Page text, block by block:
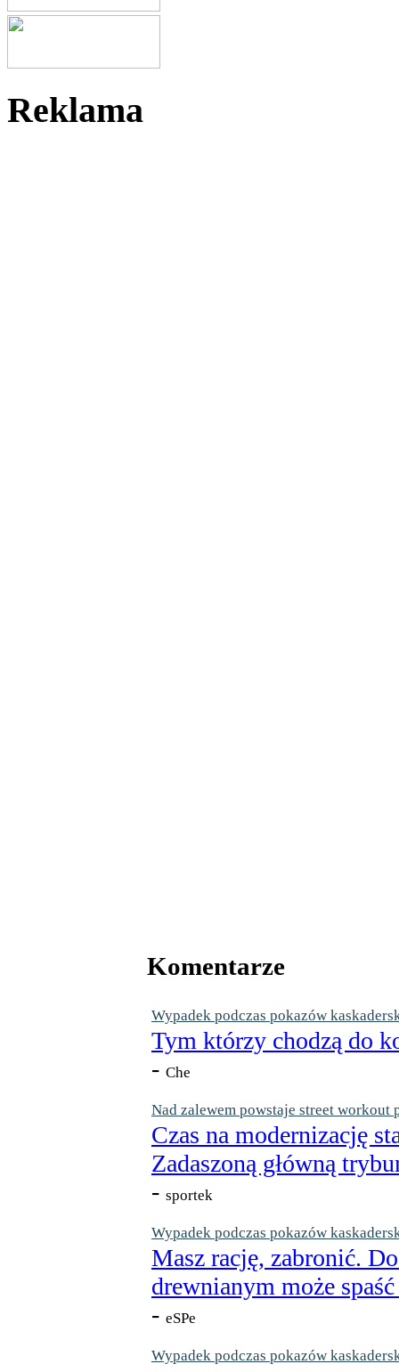
Reklama
Komentarze
Wypadek podczas pokazów
Tym którzy chodzą do
- Che
Nad zalewem powstaje street workout
Czas na modernizację
Zadaszoną główną
- sportek
Wypadek podczas pokazów
Masz rację, zabronić.
drewnianym może
- eSPe
Wypadek podczas pokazów